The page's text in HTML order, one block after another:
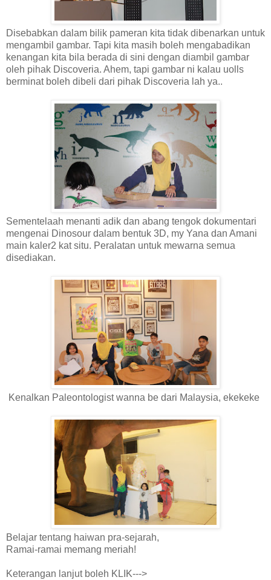
Disebabkan dalam bilik pameran kita tidak dibenarkan untuk
mengambil gambar. Tapi kita masih boleh mengabadikan
kenangan kita bila berada di sini dengan diambil gambar
oleh pihak Discoveria. Ahem, tapi gambar ni kalau uolls
berminat boleh dibeli dari pihak Discoveria lah ya..
Sementelaah menanti adik dan abang tengok dokumentari
mengenai Dinosour dalam bentuk 3D, my Yana dan Amani
main kaler2 kat situ. Peralatan untuk mewarna semua
disediakan.
Kenalkan Paleontologist wanna be dari Malaysia, ekekeke
Belajar tentang haiwan pra-sejarah,
Ramai-ramai memang meriah!
Keterangan lanjut boleh KLIK--->